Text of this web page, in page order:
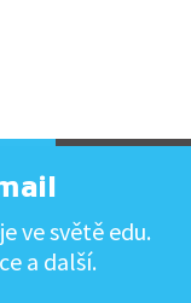
ve světě edu.
a další.